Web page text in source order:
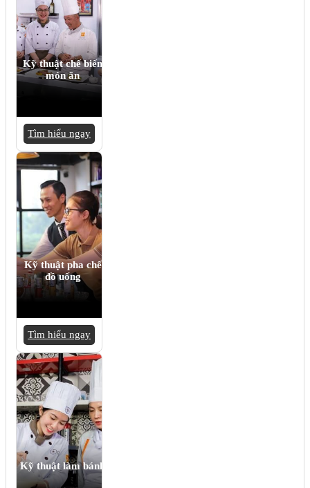
Kỹ thuật chế biến
món ăn
Tìm hiểu ngay
Kỹ thuật pha chế
đồ uống
Tìm hiểu ngay
Kỹ thuật làm bánh